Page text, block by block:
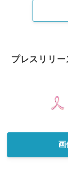
プレスリリ
画